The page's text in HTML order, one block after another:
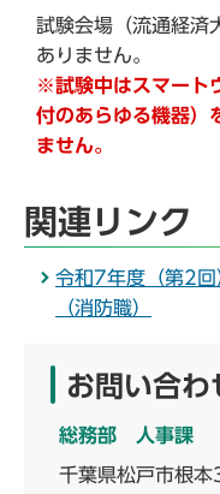
試験会場（流通経済
ありません。
※試験中はスマート
付のあらゆる機器）
ません。
関連リンク
令和7年度（第2回
（消防職）
お問い合わ
総務部 人事課
千葉県松戸市根